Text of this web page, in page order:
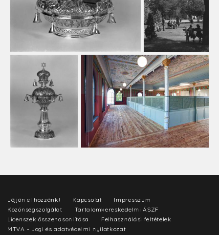
Jöjjön el hozzánk! Kapcsolat
Impresszum
Közönségszolgálat
Tartalomkereskedelmi ÁSZF
Licenszek összehasonlítása
Felhasználási feltételek
MTVA - Jogi és adatvédelmi nyilatkozat